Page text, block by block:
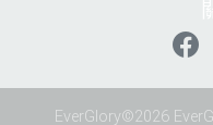
EverGlory©2026